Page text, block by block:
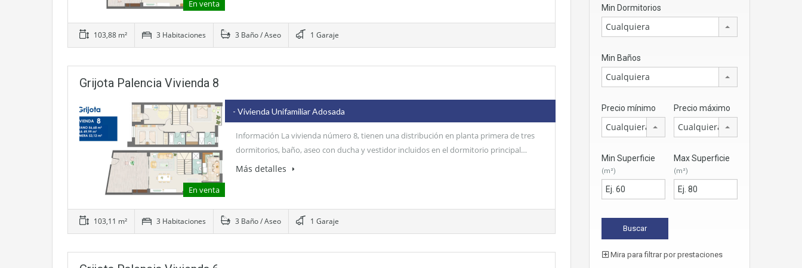
En venta
103,88 m² 3 Habitaciones 3 Baño / Aseo 1 Garaje
Grijota Palencia Vivienda 8
En venta
- Vivienda Unifamiliar Adosada
Información La vivienda número 8, tienen una distribución en planta primera de tres
dormitorios, baño, aseo con ducha y vestidor incluidos en el dormitorio principal…
Más detalles
103,11 m² 3 Habitaciones 3 Baño / Aseo 1 Garaje
Min Dormitorios
Cualquiera
Min Baños
Cualquiera
Precio mínimo
Cualquiera
Precio máximo
Cualquiera
Min Superficie
(m²)
Max Superficie
(m²)
Mira para filtrar por prestaciones
se usa la web.
funcione lo
mejor posible
funcionalidades